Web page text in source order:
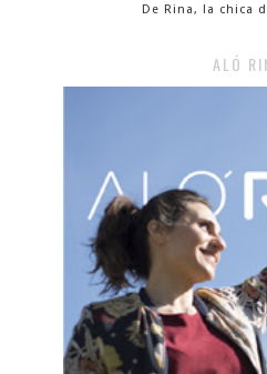
De Rina, la chica
ALÓ